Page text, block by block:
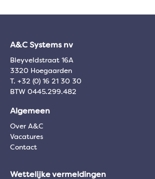
A&C Systems nv
Bleyveldstraat 16A
3320 Hoegaarden
T. +32 (0) 16 21 30 30
BTW 0445.299.482
Algemeen
Over A&C
Vacatures
Contact
Wettelijke vermeldingen